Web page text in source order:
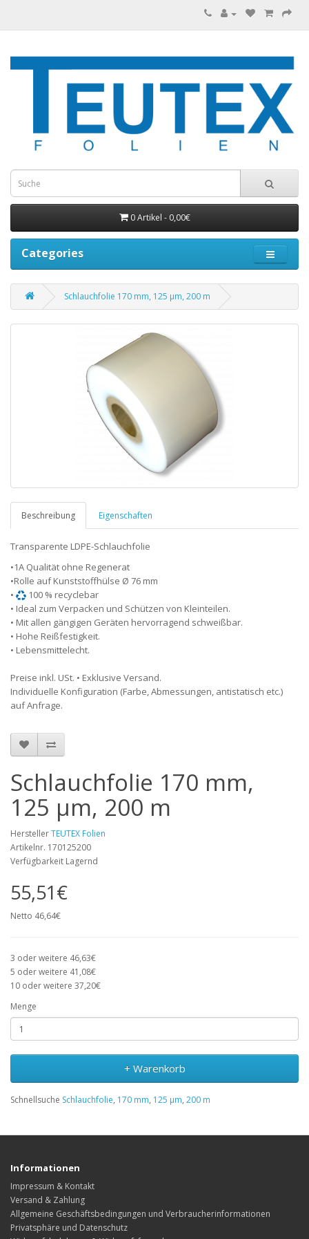
0 Artikel - 0,00€
Categories
Schlauchfolie 170 mm, 125 µm, 200 m
Beschreibung Eigenschaften
Transparente LDPE-Schlauchfolie
•1A Qualität ohne Regenerat
•Rolle auf Kunststoffhülse Ø 76 mm
•
100 % recyclebar
• Ideal zum Verpacken und Schützen von Kleinteilen.
• Mit allen gängigen Geräten hervorragend schweißbar.
• Hohe Reißfestigkeit.
• Lebensmittelecht.
Preise inkl. USt. • Exklusive Versand.
Individuelle Konfiguration (Farbe, Abmessungen, antistatisch etc.)
auf Anfrage.
Schlauchfolie 170 mm,
125 µm, 200 m
HerstellerTEUTEX Folien
Artikelnr. 170125200
Verfügbarkeit Lagernd
55,51€
Netto 46,64€
3 oder weitere 46,63€
5 oder weitere 41,08€
10 oder weitere 37,20€
Menge
+ Warenkorb
Schnellsuche Schlauchfolie, 170 mm, 125 µm, 200 m
Informationen
Impressum & Kontakt
Versand & Zahlung
Allgemeine Geschäftsbedingungen und Verbraucherinformationen
Privatsphäre und Datenschutz